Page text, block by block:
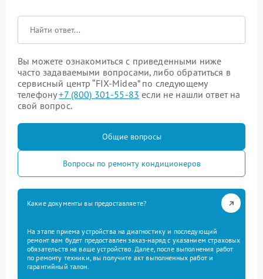
Вы можете ознакомиться с приведенными ниже
часто задаваемыми вопросами, либо обратиться в
сервисный центр “FIX-Midea” по следующему
телефону+7 (800) 301-55-83 если не нашли ответ на
свой вопрос.
Общие вопросы
Вопросы по ремонту кондиционеров
Какие документы вы предоставляете?
На этапе приема устройства на диагностику и последующий
ремонт вам будет предоставлен заказ-наряд с указанием страховых
обязательств на ваше устройство. Далее, после выполнения работ
по ремонту техники, вы получите акт выполненных работ и
гарантийный талон.